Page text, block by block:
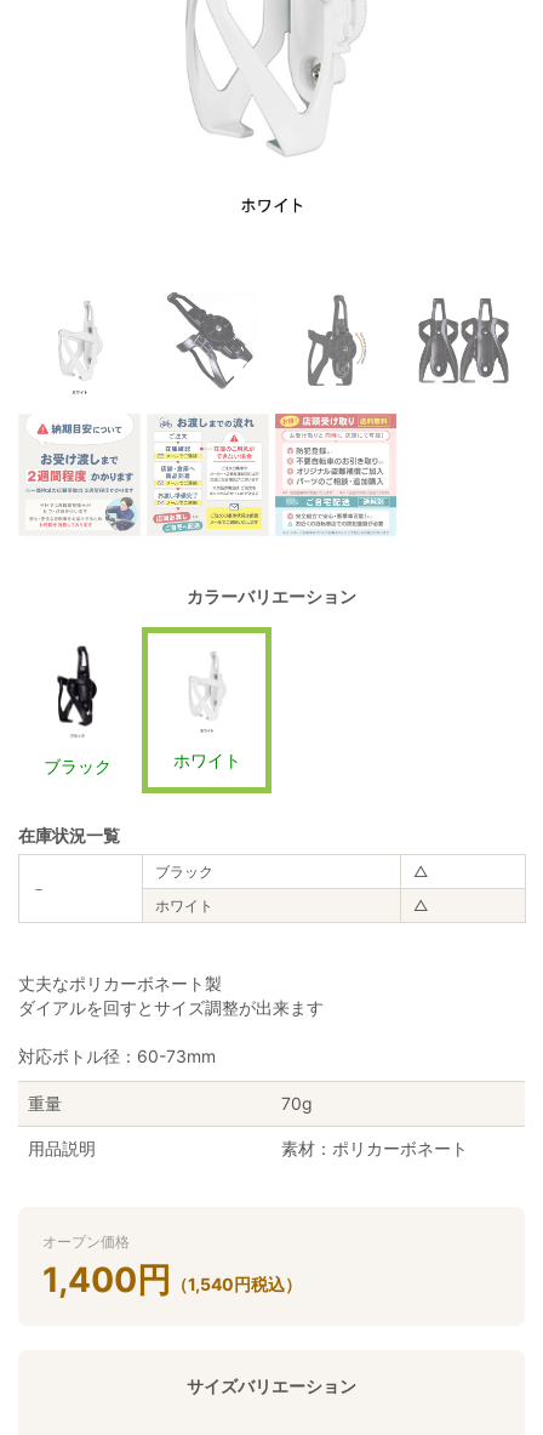
カラーバリエーション
ブラック ホワイト
在庫状況一覧
－
ブラック
△
ホワイト
△
丈夫なポリカーボネート製
ダイアルを回すとサイズ調整が出来ます
対応ボトル径：60-73mm
重量 70g
用品説明 素材：ポリカーボネート
オープン価格
1,400 円 （1,540円税込）
サイズバリエーション